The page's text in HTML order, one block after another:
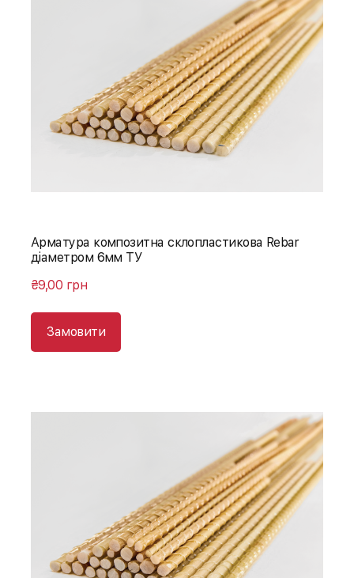
Арматура композитна склопластикова Rebar
діаметром 6мм ТУ
₴9,00 грн
Замовити